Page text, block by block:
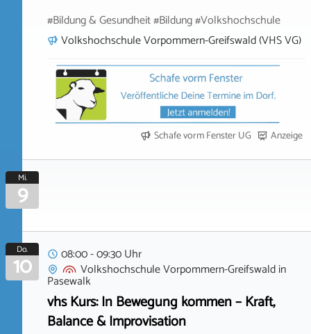
#Bildung & Gesundheit #Bildung #Volkshochschule
Volkshochschule Vorpommern-Greifswald (VHS VG)
Schafe vorm Fenster UG Anzeige
Mi.
9
Do.
10
08:00 - 09:30 Uhr
Volkshochschule Vorpommern-Greifswaldin
Pasewalk
vhs Kurs: In Bewegung kommen – Kraft,
Balance & Improvisation